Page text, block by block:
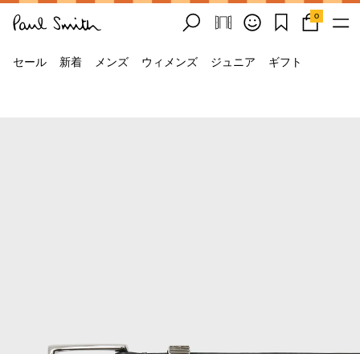
0
セール 新着 メンズ ウィメンズ ジュニア ギフト